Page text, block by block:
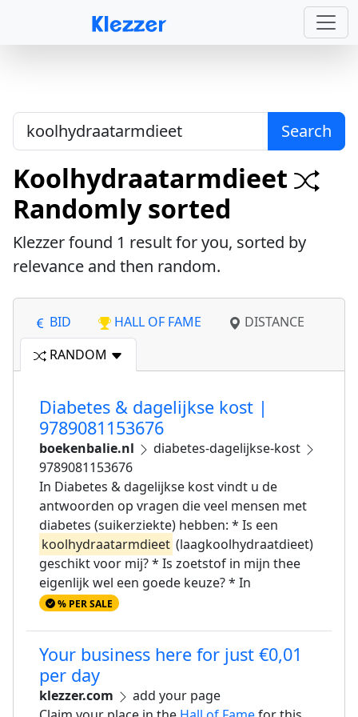
Search
Koolhydraatarmdieet
Randomly sorted
Klezzer found 1 result for you, sorted by
relevance and then random.
BID HALL OF FAME
DISTANCE
RANDOM
Diabetes & dagelijkse kost |
9789081153676
boekenbalie.nl
diabetes-dagelijkse-kost
9789081153676
In Diabetes & dagelijkse kost vindt u de
antwoorden op vragen die veel mensen met
diabetes (suikerziekte) hebben: * Is een
koolhydraatarmdieet (laagkoolhydraatdieet)
geschikt voor mij? * Is zoetstof in mijn thee
eigenlijk wel een goede keuze? * In
% PER SALE
Your business here for just €0,01
per day
klezzer.com
add your page